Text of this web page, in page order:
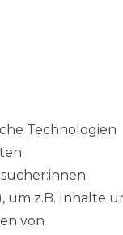
Technologien
um z.B. Inhalte
von